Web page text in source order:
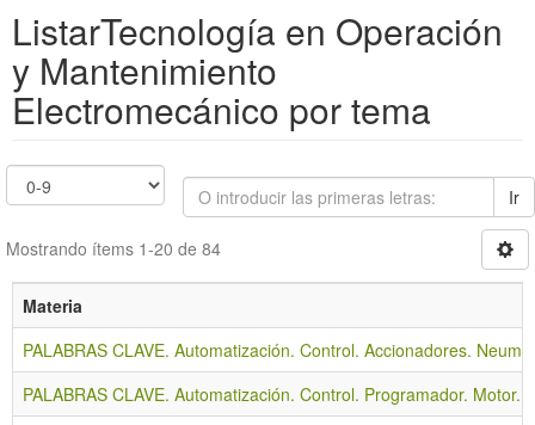
ListarTecnología en Operación
y Mantenimiento
Electromecánico por tema
Ir
Mostrando ítems 1-20 de 84
Materia
PALABRAS CLAVE. Automatización. Control. Accionadores.
PALABRAS CLAVE. Automatización. Control. Programador. Motor.